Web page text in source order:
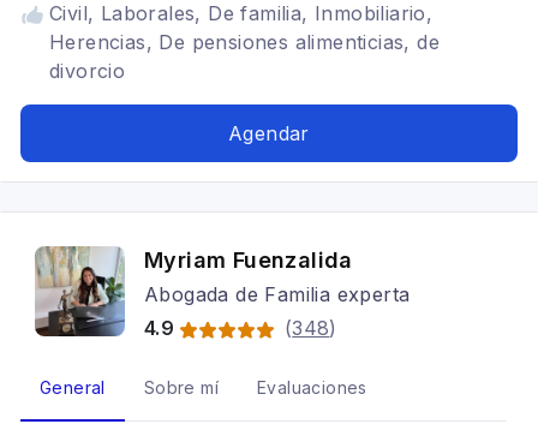
Civil, Laborales, De familia, Inmobiliario,
Herencias, De pensiones alimenticias, de
divorcio
Agendar
Myriam Fuenzalida
Abogada de Familia experta
4.9
(348)
General Sobre mí Evaluaciones